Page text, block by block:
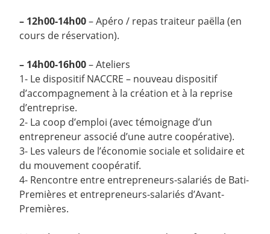
– 12h00-14h00– Apéro / repas traiteur paëlla (en
cours de réservation).
– 14h00-16h00– Ateliers
1- Le dispositif NACCRE – nouveau dispositif
d’accompagnement à la création et à la reprise
d’entreprise.
2- La coop d’emploi (avec témoignage d’un
entrepreneur associé d’une autre coopérative).
3- Les valeurs de l’économie sociale et solidaire et
du mouvement coopératif.
4- Rencontre entre entrepreneurs-salariés de Bati-
Premières et entrepreneurs-salariés d’Avant-
Premières.